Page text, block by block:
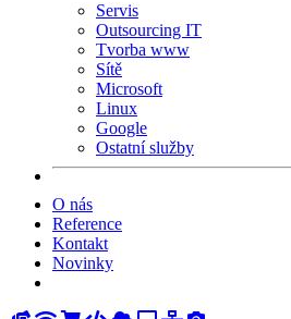
Servis
Outsourcing IT
Tvorba www
Sítě
Microsoft
Linux
Google
Ostatní služby
O nás
Reference
Kontakt
Novinky